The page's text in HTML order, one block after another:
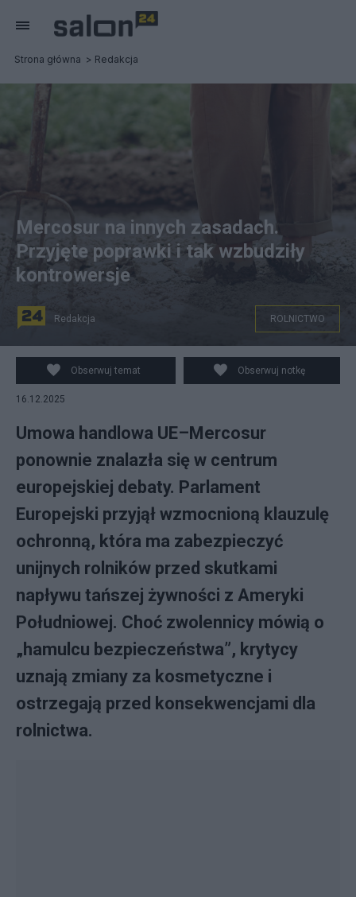
Strona główna Redakcja
na zdjęciu: prace rolnicze w Argentynie, zdjęcie
ilustracyjne. fot. Andres Alaniz, Pexels
Mercosur na innych zasadach.
Przyjęte poprawki i tak wzbudziły
kontrowersje
Redakcja ROLNICTWO
Obserwuj temat Obserwuj notkę
16.12.2025
Umowa handlowa UE–Mercosur
ponownie znalazła się w centrum
europejskiej debaty. Parlament
Europejski przyjął wzmocnioną klauzulę
ochronną, która ma zabezpieczyć
unijnych rolników przed skutkami
napływu tańszej żywności z Ameryki
Południowej. Choć zwolennicy mówią o
„hamulcu bezpieczeństwa”, krytycy
uznają zmiany za kosmetyczne i
ostrzegają przed konsekwencjami dla
rolnictwa.